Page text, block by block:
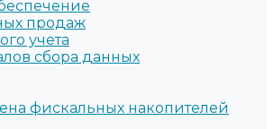
продаж
учета
сбора данных
фискальных накопителей